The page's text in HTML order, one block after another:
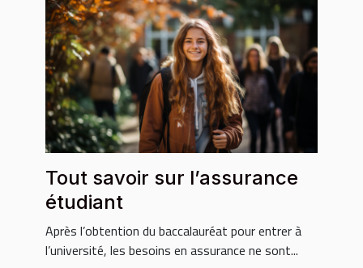
Tout savoir sur l’assurance
étudiant
Après l’obtention du baccalauréat pour entrer à
l’université, les besoins en assurance ne sont...